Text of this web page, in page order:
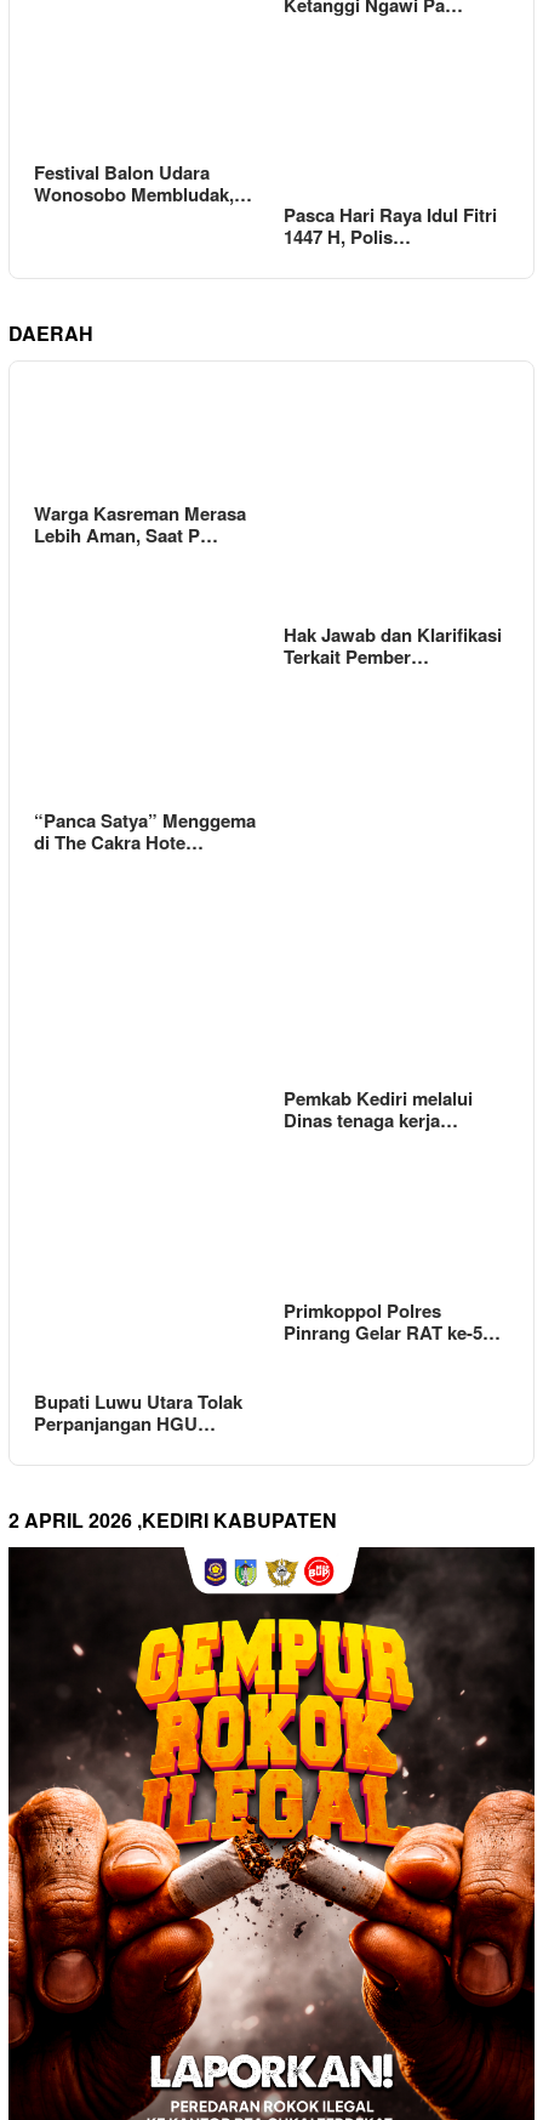
Festival Balon Udara
Wonosobo Membludak,…
Pasca Hari Raya Idul Fitri
1447 H, Polis…
DAERAH
Warga Kasreman Merasa
Lebih Aman, Saat P…
Hak Jawab dan Klarifikasi
Terkait Pember…
“Panca Satya” Menggema
di The Cakra Hote…
Pemkab Kediri melalui
Dinas tenaga kerja…
Bupati Luwu Utara Tolak
Perpanjangan HGU…
Primkoppol Polres
Pinrang Gelar RAT ke-5…
2 APRIL 2026 ,KEDIRI KABUPATEN